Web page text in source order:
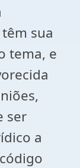
sua
tema, e
ser
a